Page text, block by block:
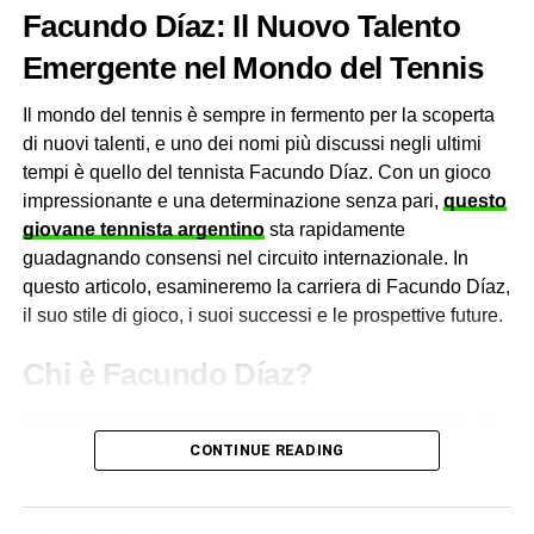
RELATED TOPICS: TONINOZUGARELLI
UP NEXT
Biografia di Magdalena Fręch
DON'T MISS
Il ritiro di John Millman
suo primo titolo del Grande Slam agli Open di Francia a
torneo.
Il dominio di Monica Seles è proseguito nei successivi
anni ’90, durante i quali ha dominato il tennis mondiale
con la sua potenza e il suo stile di gioco inconfondibile.
Ha vinto numerosi titoli del Grande Slam, inclusi sette
titoli dell’Open di Franciae cinque titoli dell’Open degli
Stati Uniti. La sua rivalità con Steffi Graf è diventata
leggendaria, caratterizzata da match epici e scontri
avvincenti che hanno tenuto con il fiato sospeso gli
ADVERTISEMENT
Facundo Díaz: Il Nuovo Talento
Emergente nel Mondo del Tennis
Il mondo del tennis è sempre in fermento per la scoperta
di nuovi talenti, e uno dei nomi più discussi negli ultimi
tempi è quello del tennista Facundo Díaz. Con un gioco
impressionante e una determinazione senza pari, questo
giovane tennista argentinosta rapidamente
guadagnando consensi nel circuito internazionale. In
questo articolo, esamineremo la carriera di Facundo Díaz,
il suo stile di gioco, i suoi successi e le prospettive future.
Chi è Facundo Díaz?
Argentina. Fin da giovane, ha dimostrato un interesse e
a livello competitivo fin dall’età di otto anni e ha
CONTINUE READING